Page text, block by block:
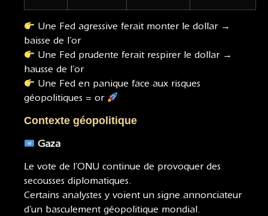
Une Fed agressive ferait monter le dollar →
baisse de l’or
Une Fed prudente ferait respirer le dollar →
hausse de l’or
Une Fed en panique face aux risques
géopolitiques = or
Contexte géopolitique
Gaza
Le vote de l’ONU continue de provoquer des
secousses diplomatiques.
Certains analystes y voient un signe annonciateur
d’un basculement géopolitique mondial.